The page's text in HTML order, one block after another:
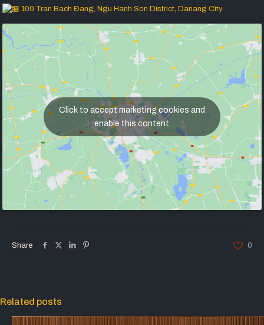
100 Tran Bach Đang, Ngu Hanh Son District, Danang City
Click to accept marketing cookies and
enable this content
Share 0
Related posts